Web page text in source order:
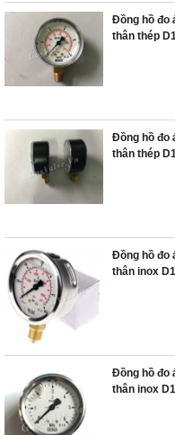
Đồng hồ đo
thân thép
Đồng hồ đo
thân thép
Đồng hồ đo
thân inox
Đồng hồ đo
thân inox